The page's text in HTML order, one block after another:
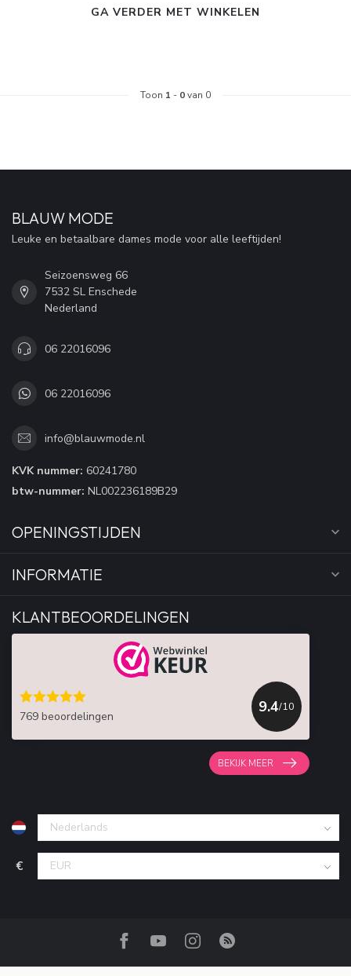
GA VERDER MET WINKELEN
Toon 1 - 0van 0
BLAUW MODE
Leuke en betaalbare dames mode voor alle leeftijden!
Seizoensweg 66
7532 SL Enschede
Nederland
06 22016096
06 22016096
info@blauwmode.nl
KVK nummer: 60241780
btw-nummer: NL002236189B29
OPENINGSTIJDEN
INFORMATIE
KLANTBEOORDELINGEN
769 beoordelingen
9.4/10
BEKIJK MEER
€